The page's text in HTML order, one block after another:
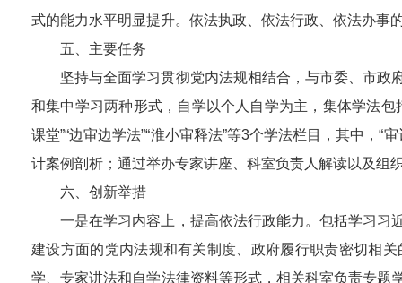
式的能力水平明显提升。依法执政、依法行政、依法办事
五、主要任务
坚持与全面学习贯彻党内法规相结合，与市委、市
和集中学习两种形式，自学以个人自学为主，集体学法
课堂”“边审边学法”“淮小审释法”等3个学法栏目，其中，“
计案例剖析；通过举办专家讲座、科室负责人解读以及组
六、创新举措
一是在学习内容上，提高依法行政能力。包括学习
建设方面的党内法规和有关制度、政府履行职责密切相
学、专家讲法和自学法律资料等形式，相关科室负责专